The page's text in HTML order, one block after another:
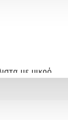
με μικρό
κήπο σας την